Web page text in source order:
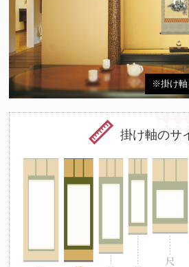
※掛け軸
掛け軸のサ